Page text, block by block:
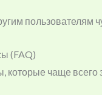
пользователям
(FAQ)
чаще всего